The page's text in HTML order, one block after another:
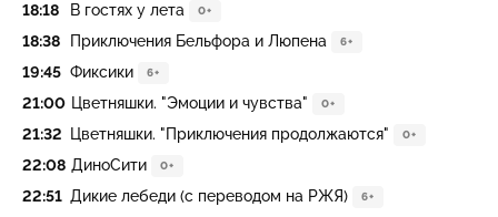
18:18 В гостях у лета 0+
18:38 Приключения Бельфора и Люпена 6+
19:45 Фиксики 6+
21:00 Цветняшки. "Эмоции и чувства" 0+
21:32 Цветняшки. "Приключения продолжаются" 0+
22:08 ДиноСити 0+
22:51 Дикие лебеди (с переводом на РЖЯ) 6+